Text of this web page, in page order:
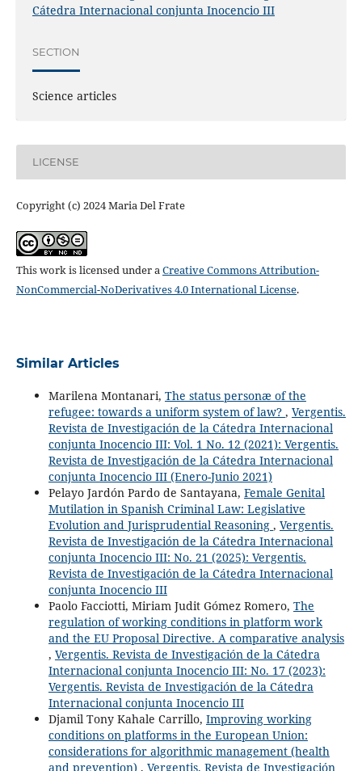
Cátedra Internacional conjunta Inocencio III
SECTION
Science articles
LICENSE
Copyright (c) 2024 Maria Del Frate
This work is licensed under aCreative Commons Attribution-
NonCommercial-NoDerivatives 4.0 International License.
Similar Articles
Marilena Montanari, The status personæ of the
refugee: towards a uniform system of law? , Vergentis.
Revista de Investigación de la Cátedra Internacional
conjunta Inocencio III: Vol. 1 No. 12 (2021): Vergentis.
Revista de Investigación de la Cátedra Internacional
conjunta Inocencio III (Enero-Junio 2021)
Pelayo Jardón Pardo de Santayana, Female Genital
Mutilation in Spanish Criminal Law: Legislative
Evolution and Jurisprudential Reasoning , Vergentis.
Revista de Investigación de la Cátedra Internacional
conjunta Inocencio III: No. 21 (2025): Vergentis.
Revista de Investigación de la Cátedra Internacional
conjunta Inocencio III
Paolo Facciotti, Miriam Judit Gómez Romero, The
regulation of working conditions in platform work
and the EU Proposal Directive. A comparative analysis
, Vergentis. Revista de Investigación de la Cátedra
Internacional conjunta Inocencio III: No. 17 (2023):
Vergentis. Revista de Investigación de la Cátedra
Internacional conjunta Inocencio III
Djamil Tony Kahale Carrillo, Improving working
conditions on platforms in the European Union:
considerations for algorithmic management (health
and prevention) , Vergentis. Revista de Investigación